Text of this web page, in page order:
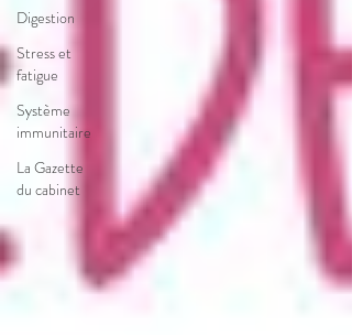
Digestion
Stress et
fatigue
Système
immunitaire
La Gazette
du cabinet